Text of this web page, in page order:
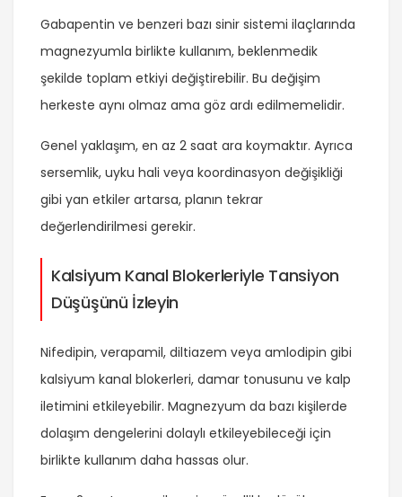
Gabapentin ve benzeri bazı sinir sistemi ilaçlarında
magnezyumla birlikte kullanım, beklenmedik
şekilde toplam etkiyi değiştirebilir. Bu değişim
herkeste aynı olmaz ama göz ardı edilmemelidir.
Genel yaklaşım, en az 2 saat ara koymaktır. Ayrıca
sersemlik, uyku hali veya koordinasyon değişikliği
gibi yan etkiler artarsa, planın tekrar
değerlendirilmesi gerekir.
Kalsiyum Kanal Blokerleriyle Tansiyon
Düşüşünü İzleyin
Nifedipin, verapamil, diltiazem veya amlodipin gibi
kalsiyum kanal blokerleri, damar tonusunu ve kalp
iletimini etkileyebilir. Magnezyum da bazı kişilerde
dolaşım dengelerini dolaylı etkileyebileceği için
birlikte kullanım daha hassas olur.